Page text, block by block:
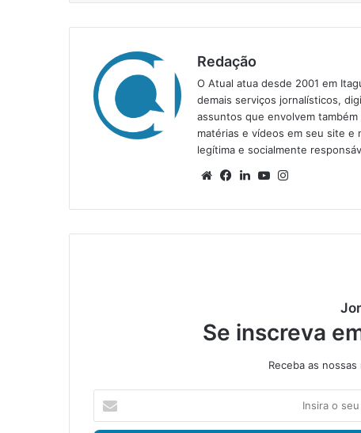
Redação
O Atual atua desde 2001 em
demais serviços jornalísticos,
assuntos que envolvem
matérias e vídeos em seu site e
legítima e socialmente
We
te
Fa
bo
ok
Lin
din
Yo
ub
e
ra
m
Se inscreva
Receba as